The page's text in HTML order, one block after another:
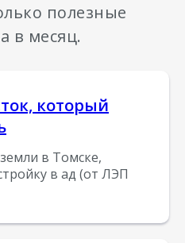
полезные
в месяц.
который
в Томске,
в ад (от ЛЭП